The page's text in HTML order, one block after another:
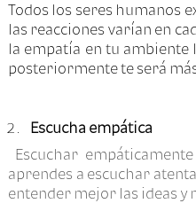
Todos los seres humanos
las reacciones varían en
la empatía en tu ambiente
posteriormente te será
Escucha empática
Escuchar
aprendes a escuchar
entender mejor las ideas y